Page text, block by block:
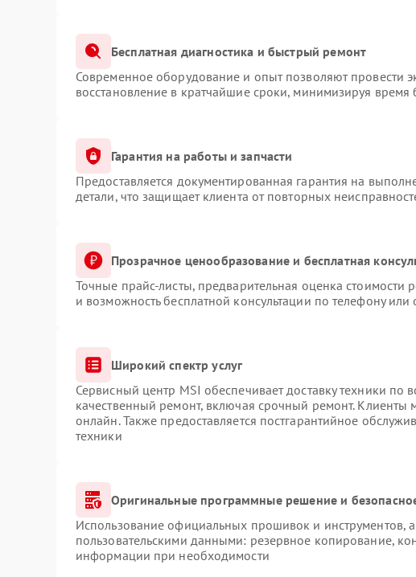
Бесплатная диагностика и быстрый ремонт
Современное оборудование и опыт позволяют провести
восстановление в кратчайшие сроки, минимизируя время
Гарантия на работы и запчасти
Предоставляется документированная гарантия на
детали, что защищает клиента от повторных
Прозрачное ценообразование и бесплатная
Точные прайс-листы, предварительная оценка стоимости
и возможность бесплатной консультации по телефону или
Широкий спектр услуг
Сервисный центр MSI обеспечивает доставку техники по
качественный ремонт, включая срочный ремонт. Клиенты
онлайн. Также предоставляется постгарантийное
техники
Оригинальные программные решение и
Использование официальных прошивок и инструментов,
пользовательскими данными: резервное копирование,
информации при необходимости